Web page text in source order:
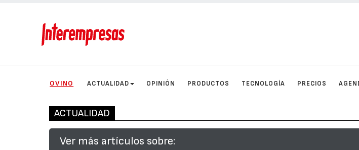
OVINO ACTUALIDAD OPINIÓN PRODUCTOS TECNOLOGÍA PRECIOS
ACTUALIDAD
Ver más artículos sobre: